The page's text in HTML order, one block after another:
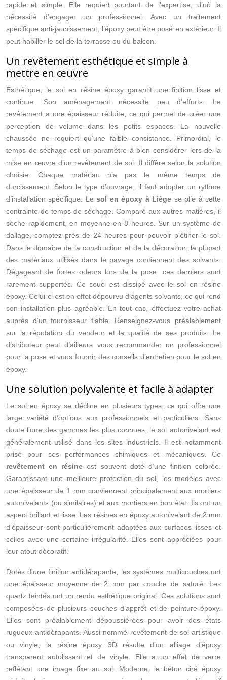
rapide et simple. Elle requiert pourtant de l’expertise, d’où la
nécessité d’engager un professionnel. Avec un traitement
spécifique anti-jaunissement, l’époxy peut être posé en extérieur. Il
peut habiller le sol de la terrasse ou du balcon.
Un revêtement esthétique et simple à
mettre en œuvre
Esthétique, le sol en résine époxy garantit une finition lisse et
continue. Son aménagement nécessite peu d’efforts. Le
revêtement a une épaisseur réduite, ce qui permet de créer une
perception de volume dans les petits espaces. La nouvelle
chaussée ne requiert qu’une faible consistance. Primordial, le
temps de séchage est un paramètre à bien considérer lors de la
mise en œuvre d’un revêtement de sol. Il diffère selon la solution
choisie. Chaque matériau n’a pas le même temps de
durcissement. Selon le type d’ouvrage, il faut adopter un rythme
d’installation spécifique. Lesol en époxy à Liège se plie à cette
contrainte de temps de séchage. Comparé aux autres matières, il
sèche rapidement, en moyenne en 8 heures. Sur un système de
dallage, comptez près de 24 heures pour pouvoir piétiner le sol.
Dans le domaine de la construction et de la décoration, la plupart
des matériaux utilisés dans le pavage contiennent des solvants.
Dégageant de fortes odeurs lors de la pose, ces derniers sont
rarement supportés. Ce souci est dissipé avec le sol en résine
époxy. Celui-ci est en effet dépourvu d’agents solvants, ce qui rend
son installation plus agréable. En tout cas, effectuez votre achat
auprès d’un fournisseur fiable. Renseignez-vous préalablement
sur la réputation du vendeur et la qualité de ses produits. Le
distributeur peut d’ailleurs vous recommander un professionnel
pour la pose et vous fournir des conseils d’entretien pour le sol en
époxy.
Une solution polyvalente et facile à adapter
Le sol en époxy se décline en plusieurs types, ce qui offre une
large variété d’options aux professionnels et particuliers. Sans
doute l’une des gammes les plus connues, le sol autonivelant est
généralement utilisé dans les sites industriels. Il est notamment
prisé pour ses performances chimiques et mécaniques. Ce
revêtement en résine est souvent doté d’une finition colorée.
Garantissant une meilleure protection du sol, les modèles avec
une épaisseur de 1 mm conviennent principalement aux mortiers
autonivelants (ou similaires) et aux mortiers en bon état. Ils ont un
aspect brillant et lisse. Les résines en époxy autonivelant de 2 mm
d’épaisseur sont particulièrement adaptées aux surfaces lisses et
celles avec une certaine irrégularité. Elles sont appréciées pour
leur atout décoratif.
Dotés d’une finition antidérapante, les systèmes multicouches ont
une épaisseur moyenne de 2 mm par couche de saturé. Les
quartz teintés ont un rendu esthétique original. Ces solutions sont
composées de plusieurs couches d’apprêt et de peinture époxy.
Elles sont préalablement dépoussiérées pour avoir des états
rugueux antidérapants. Aussi nommé revêtement de sol artistique
ou vinyle, la résine époxy 3D résulte d’un alliage d’époxy
transparent autolissant et de vinyle. Elle a un effet de verre
reflétant une image fixe au sol. Moderne, le béton ciré époxy